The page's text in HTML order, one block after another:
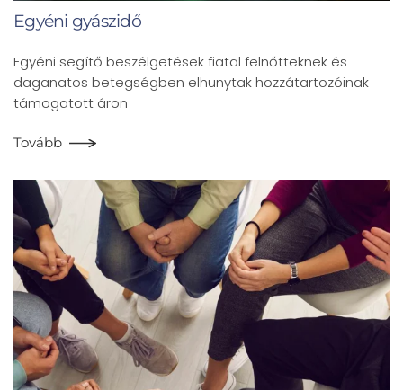
Egyéni gyászidő
Egyéni segítő beszélgetések fiatal felnőtteknek és
daganatos betegségben elhunytak hozzátartozóinak
támogatott áron
Tovább